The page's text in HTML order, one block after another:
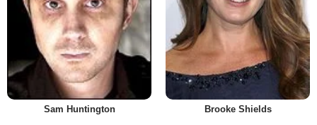
Sam Huntington Brooke Shields